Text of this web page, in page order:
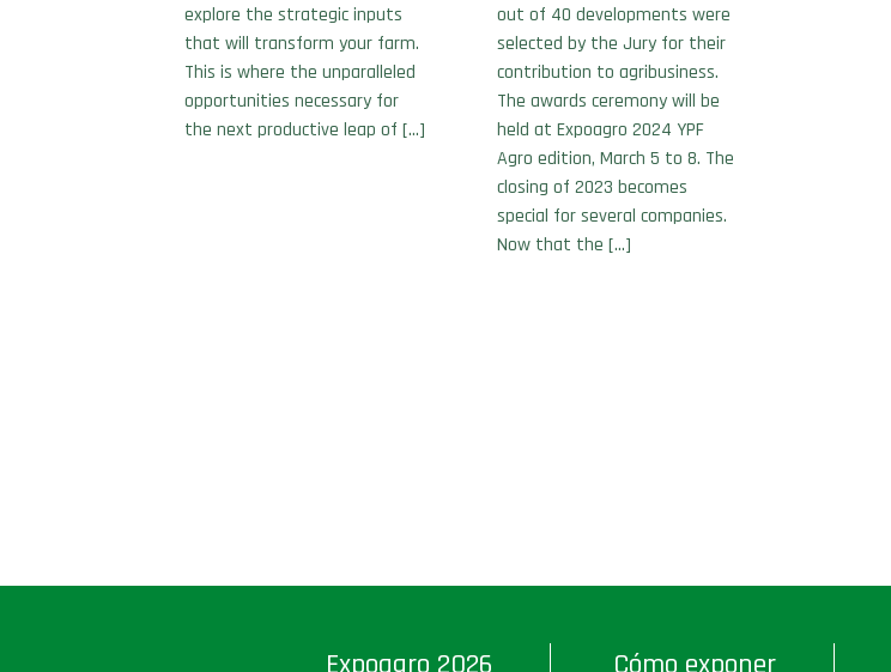
explore the strategic inputs
that will transform your farm.
This is where the unparalleled
opportunities necessary for
the next productive leap of […]
out of 40 developments were
selected by the Jury for their
contribution to agribusiness.
The awards ceremony will be
held at Expoagro 2024 YPF
Agro edition, March 5 to 8. The
closing of 2023 becomes
special for several companies.
Now that the […]
Expoagro 2026 Cómo exponer